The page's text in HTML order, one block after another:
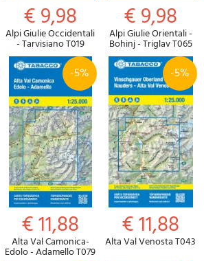
€ 9,98
Alpi Giulie Occidentali
- Tarvisiano T019
€ 9,98
Alpi Giulie Orientali -
Bohinj - Triglav T065
-5%
€ 11,88
Alta Val Camonica-
Edolo - Adamello T079
-5%
€ 11,88
Alta Val Venosta T043